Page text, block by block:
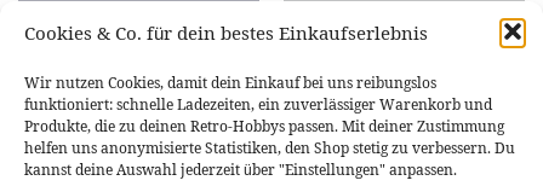
Cookies & Co. für dein bestes Einkaufserlebnis
Wir nutzen Cookies, damit dein Einkauf bei uns reibungslos
funktioniert: schnelle Ladezeiten, ein zuverlässiger Warenkorb und
Produkte, die zu deinen Retro-Hobbys passen. Mit deiner Zustimmung
helfen uns anonymisierte Statistiken, den Shop stetig zu verbessern. Du
kannst deine Auswahl jederzeit über "Einstellungen" anpassen.